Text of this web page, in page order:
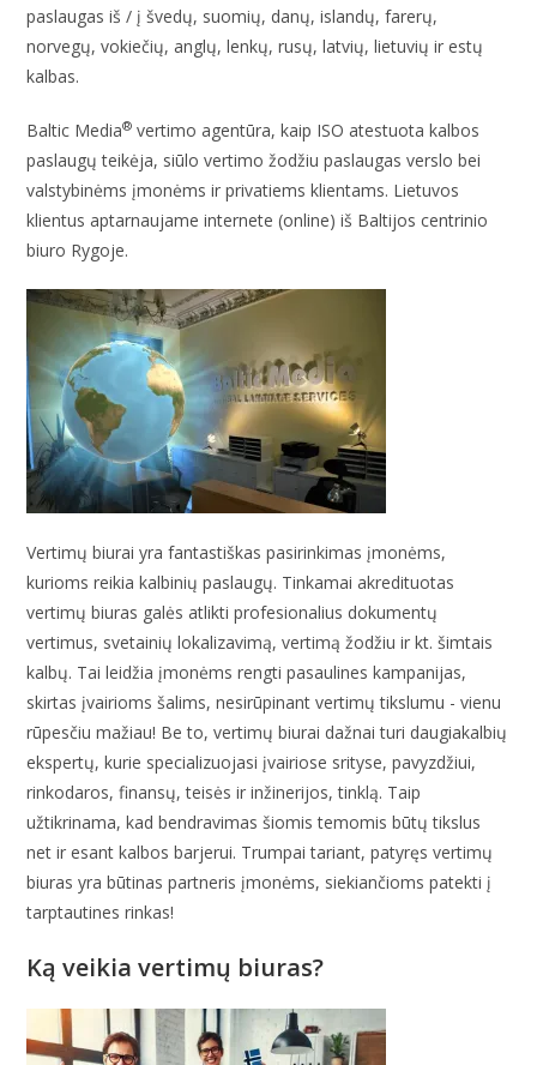
paslaugas iš / į švedų, suomių, danų, islandų, farerų,
norvegų, vokiečių, anglų, lenkų, rusų, latvių, lietuvių ir estų
kalbas.
Baltic Media® vertimo agentūra, kaip ISO atestuota kalbos
paslaugų teikėja, siūlo vertimo žodžiu paslaugas verslo bei
valstybinėms įmonėms ir privatiems klientams. Lietuvos
klientus aptarnaujame internete (online) iš Baltijos centrinio
biuro Rygoje.
Vertimų biurai yra fantastiškas pasirinkimas įmonėms,
kurioms reikia kalbinių paslaugų. Tinkamai akredituotas
vertimų biuras galės atlikti profesionalius dokumentų
vertimus, svetainių lokalizavimą, vertimą žodžiu ir kt. šimtais
kalbų. Tai leidžia įmonėms rengti pasaulines kampanijas,
skirtas įvairioms šalims, nesirūpinant vertimų tikslumu - vienu
rūpesčiu mažiau! Be to, vertimų biurai dažnai turi daugiakalbių
ekspertų, kurie specializuojasi įvairiose srityse, pavyzdžiui,
rinkodaros, finansų, teisės ir inžinerijos, tinklą. Taip
užtikrinama, kad bendravimas šiomis temomis būtų tikslus
net ir esant kalbos barjerui. Trumpai tariant, patyręs vertimų
biuras yra būtinas partneris įmonėms, siekiančioms patekti į
tarptautines rinkas!
Ką veikia vertimų biuras?